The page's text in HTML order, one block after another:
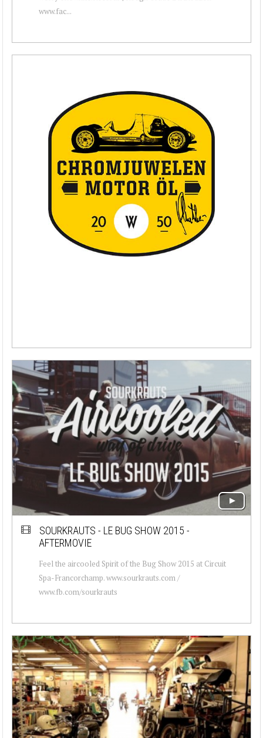
www.fac...
SOURKRAUTS - LE BUG SHOW 2015 -
AFTERMOVIE
Feel the aircooled Spirit of the Bug Show 2015 at Circuit
Spa-Francorchamp. www.sourkrauts.com /
www.fb.com/sourkrauts